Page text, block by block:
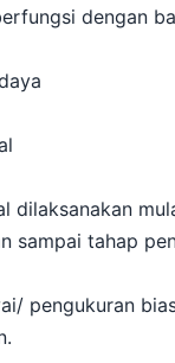
dengan
dilaksanakan
sampai tahap
pengukuran